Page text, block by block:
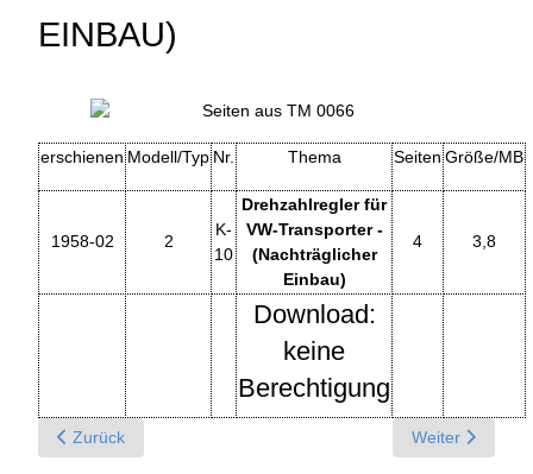
EINBAU)
erschienen Modell/Typ Nr. Thema Seiten Größe/MB
1958-02 2
K-
10
Drehzahlregler für
VW-Transporter -
(Nachträglicher
Einbau)
4 3,8
Download:
keine
Berechtigung
Previous article: K - Kraftstoffanzeiger für VW-Transporter -
Zurück Next article: K -
Weiter